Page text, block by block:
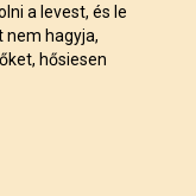
a levest, és le
nem hagyja,
hősiesen